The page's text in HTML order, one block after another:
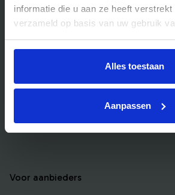
informatie die u aan ze heeft verstrekt
verzameld op basis van uw gebruik
Alles toestaan
Aanpassen
Bedrijfsuitje outdoor
Bedrijfsuitje indoor
Bedrijfsuitje Eindhoven
Bedrijfsuitje uniek
Voor aanbieders